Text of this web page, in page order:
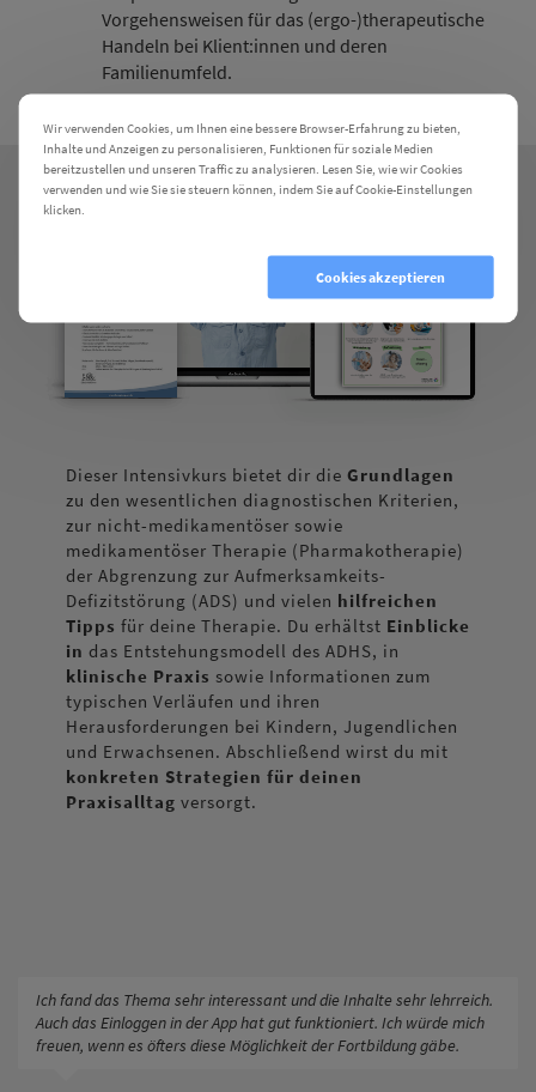
Vorgehensweisen für das (ergo-)therapeutische
Handeln bei Klient:innen und deren
Familienumfeld.
Dieser Intensivkurs bietet dir die Grundlagen
zu den wesentlichen diagnostischen Kriterien,
zur nicht-medikamentöser sowie
medikamentöser Therapie (Pharmakotherapie)
der Abgrenzung zur Aufmerksamkeits-
Defizitstörung (ADS) und vielen hilfreichen
Tipps für deine Therapie. Du erhältst Einblicke
in das Entstehungsmodell des ADHS, in
klinische Praxis sowie Informationen zum
typischen Verläufen und ihren
Herausforderungen bei Kindern, Jugendlichen
und Erwachsenen. Abschließend wirst du mit
konkreten Strategien für deinen
Praxisalltag versorgt.
Ich fand das Thema sehr interessant und die Inhalte sehr lehrreich.
Auch das Einloggen in der App hat gut funktioniert. Ich würde mich
freuen, wenn es öfters diese Möglichkeit der Fortbildung gäbe.
Wir verwenden Cookies, um Ihnen eine bessere Browser-Erfahrung zu bieten,
Inhalte und Anzeigen zu personalisieren, Funktionen für soziale Medien
bereitzustellen und unseren Traffic zu analysieren. Lesen Sie, wie wir Cookies
verwenden und wie Sie sie steuern können, indem Sie auf Cookie-Einstellungen
klicken.
Cookies akzeptieren